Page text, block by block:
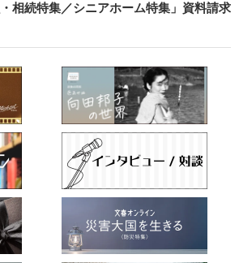
相続特集／シニアホーム特集」資料請求